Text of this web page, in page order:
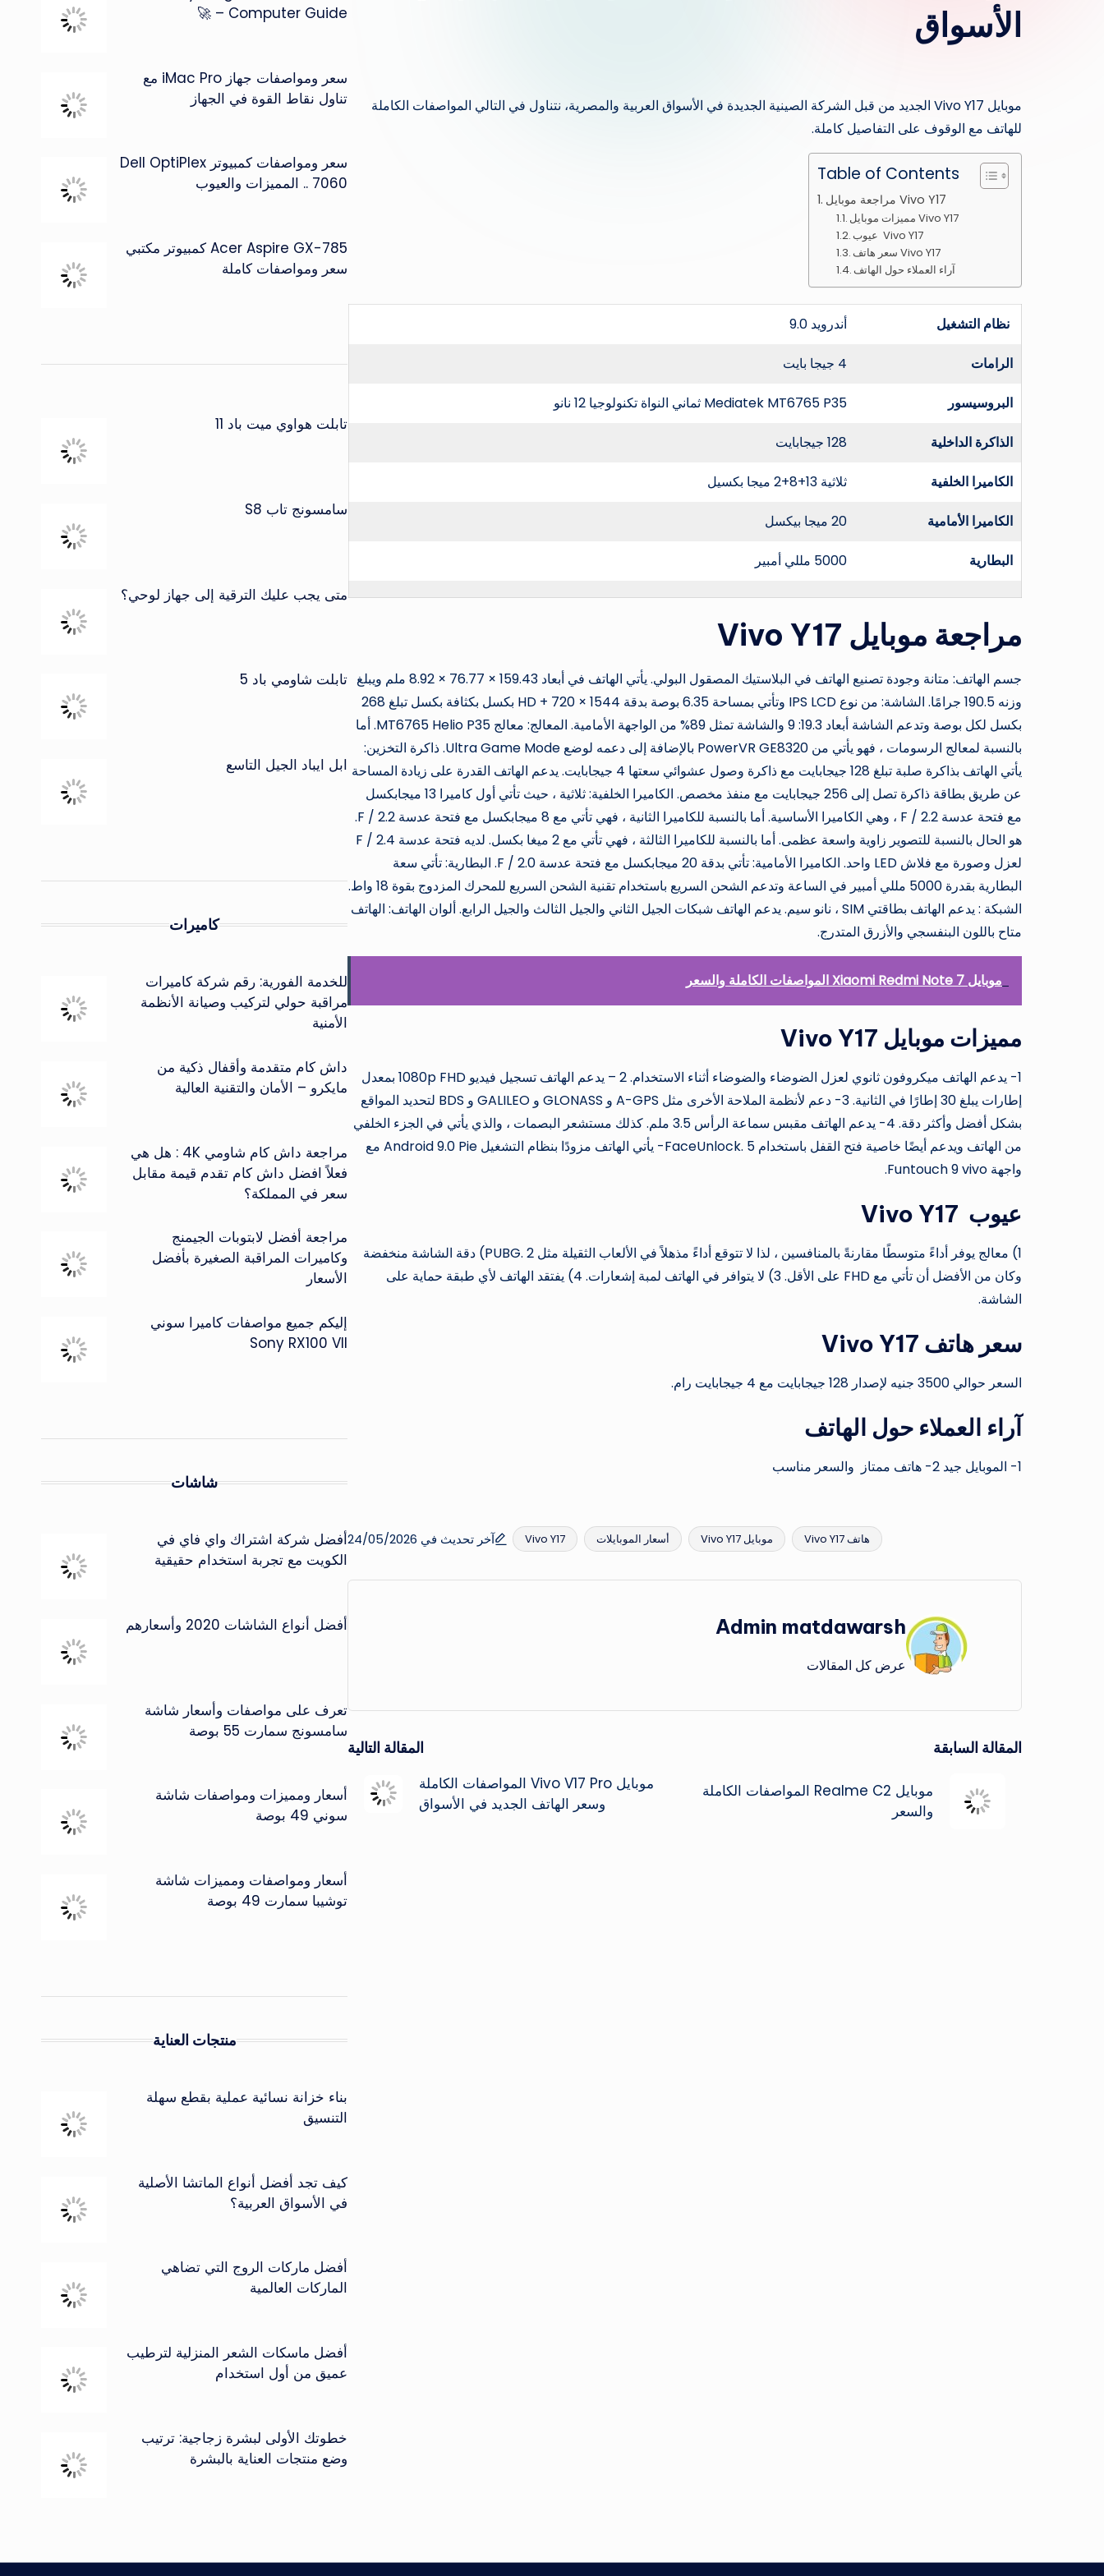
الأسواق
موبايل Vivo Y17 الجديد من قبل الشركة الصينية الجديدة في الأسواق العربية والمصرية، نتناول في التالي المواصفات الكاملة
للهاتف مع الوقوف على التفاصيل كاملة.
Table of Contents
مراجعة موبايل Vivo Y17
مميزات موبايل Vivo Y17
عيوب Vivo Y17
سعر هاتف Vivo Y17
آراء العملاء حول الهاتف
نظام التشغيل أندرويد 9.0
الرامات 4 جيجا بايت
البروسيسور Mediatek MT6765 P35 ثماني النواة تكنولوجيا 12 نانو
الذاكرة الداخلية 128 جيجابايت
الكاميرا الخلفية ثلاثية 13+8+2 ميجا بكسيل
الكاميرا الأمامية 20 ميجا بيكسل
البطارية 5000 مللي أمبير
مراجعة موبايل
جسم الهاتف: متانة وجودة تصنيع الهاتف في البلاستيك المصقول البولي. يأتي الهاتف في أبعاد 159.43 × 76.77 × 8.92 ملم ويبلغ
وزنه 190.5 جرامًا. الشاشة: من نوع IPS LCD وتأتي بمساحة 6.35 بوصة بدقة HD + 720 × 1544 بكسل بكثافة بكسل تبلغ 268
بكسل لكل بوصة وتدعم الشاشة أبعاد 19.3: 9 والشاشة تمثل 89% من الواجهة الأمامية. المعالج: معالج MT6765 Helio P35. أما
بالنسبة لمعالج الرسومات ، فهو يأتي من PowerVR GE8320 بالإضافة إلى دعمه لوضع Ultra Game Mode. ذاكرة التخزين:
يأتي الهاتف بذاكرة صلبة تبلغ 128 جيجابايت مع ذاكرة وصول عشوائي سعتها 4 جيجابايت. يدعم الهاتف القدرة على زيادة المساحة
عن طريق بطاقة ذاكرة تصل إلى 256 جيجابايت مع منفذ مخصص. الكاميرا الخلفية: ثلاثية ، حيث تأتي أول كاميرا 13 ميجابكسل
مع فتحة عدسة F / 2.2 ، وهي الكاميرا الأساسية. أما بالنسبة للكاميرا الثانية ، فهي تأتي مع 8 ميجابكسل مع فتحة عدسة F / 2.2.
هو الحال بالنسبة للتصوير زاوية واسعة عظمى. أما بالنسبة للكاميرا الثالثة ، فهي تأتي مع 2 ميغا بكسل. لديه فتحة عدسة F / 2.4
لعزل وصورة مع فلاش LED واحد. الكاميرا الأمامية: تأتي بدقة 20 ميجابكسل مع فتحة عدسة F / 2.0. البطارية: تأتي سعة
البطارية بقدرة 5000 مللي أمبير في الساعة وتدعم الشحن السريع باستخدام تقنية الشحن السريع للمحرك المزدوج بقوة 18 واط.
الشبكة : يدعم الهاتف بطاقتي SIM ، نانو سيم. يدعم الهاتف شبكات الجيل الثاني والجيل الثالث والجيل الرابع. ألوان الهاتف: الهاتف
متاح باللون البنفسجي والأزرق المتدرج.
موبايل Xiaomi Redmi Note 7 المواصفات الكاملة والسعر
مميزات موبايل
1- يدعم الهاتف ميكروفون ثانوي لعزل الضوضاء والضوضاء أثناء الاستخدام. 2 – يدعم الهاتف تسجيل فيديو 1080p FHD بمعدل
إطارات يبلغ 30 إطارًا في الثانية. 3- دعم لأنظمة الملاحة الأخرى مثل A-GPS و GLONASS و GALILEO و BDS لتحديد المواقع
بشكل أفضل وأكثر دقة. 4- يدعم الهاتف مقبس سماعة الرأس 3.5 ملم. كذلك مستشعر البصمات ، والذي يأتي في الجزء الخلفي
من الهاتف ويدعم أيضًا خاصية فتح القفل باستخدام FaceUnlock. 5- يأتي الهاتف مزودًا بنظام التشغيل Android 9.0 Pie مع
واجهة Funtouch 9 vivo.
عيوب
1) معالج يوفر أداءً متوسطًا مقارنةً بالمنافسين ، لذا لا تتوقع أداءً مذهلاً في الألعاب الثقيلة مثل PUBG. 2) دقة الشاشة منخفضة
وكان من الأفضل أن تأتي مع FHD على الأقل. 3) لا يتوافر في الهاتف لمبة إشعارات. 4) يفتقد الهاتف لأي طبقة حماية على
الشاشة.
سعر هاتف
السعر حوالي 3500 جنيه لإصدار 128 جيجابايت مع 4 جيجابايت رام.
آراء العملاء حول الهاتف
1- الموبايل جيد 2- هاتف ممتاز والسعر مناسب
Vivo Y17 أسعار الموبايلات موبايل Vivo Y17 هاتف Vivo Y17 آخر تحديث في 24/05/2026
Admin matdawarsh
عرض كل المقالات
تصفّح
المقالات
المقالة السابقة
موبايل Realme C2 المواصفات الكاملة
والسعر
المقالة التالية
موبايل Vivo V17 Pro المواصفات الكاملة
وسعر الهاتف الجديد في الأسواق
Computer Guide – 🚀
سعر ومواصفات جهاز iMac Pro مع
تناول نقاط القوة في الجهاز
سعر ومواصفات كمبيوتر Dell OptiPlex
7060 .. المميزات والعيوب
Acer Aspire GX-785 كمبيوتر مكتبي
سعر ومواصفات كاملة
تابلت هواوي ميت باد 11
سامسونج تاب S8
متى يجب عليك الترقية إلى جهاز لوحي؟
تابلت شاومي باد 5
ابل ايباد الجيل التاسع
كاميرات
للخدمة الفورية: رقم شركة كاميرات
مراقبة حولي لتركيب وصيانة الأنظمة
الأمنية
داش كام متقدمة وأقفال ذكية من
مايكرو – الأمان والتقنية العالية
مراجعة داش كام شاومي 4K : هل هي
فعلاً افضل داش كام تقدم قيمة مقابل
سعر في المملكة؟
مراجعة أفضل لابتوبات الجيمنج
وكاميرات المراقبة الصغيرة بأفضل
الأسعار
إليكم جميع مواصفات كاميرا سوني
Sony RX100 VII
شاشات
أفضل شركة اشتراك واي فاي في
الكويت مع تجربة استخدام حقيقية
أفضل أنواع الشاشات 2020 وأسعارهم
تعرف على مواصفات وأسعار شاشة
سامسونج سمارت 55 بوصة
أسعار ومميزات ومواصفات شاشة
سوني 49 بوصة
أسعار ومواصفات ومميزات شاشة
توشيبا سمارت 49 بوصة
منتجات العناية
بناء خزانة نسائية عملية بقطع سهلة
التنسيق
كيف تجد أفضل أنواع الماتشا الأصلية
في الأسواق العربية؟
أفضل ماركات الروج التي تضاهي
الماركات العالمية
أفضل ماسكات الشعر المنزلية لترطيب
عميق من أول استخدام
خطوتك الأولى لبشرة زجاجية: ترتيب
وضع منتجات العناية بالبشرة